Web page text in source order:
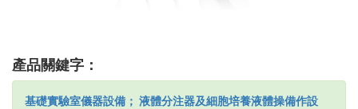
產品關鍵字：
基礎實驗室儀器設備； 液體分注器及細胞培養液體操備作設